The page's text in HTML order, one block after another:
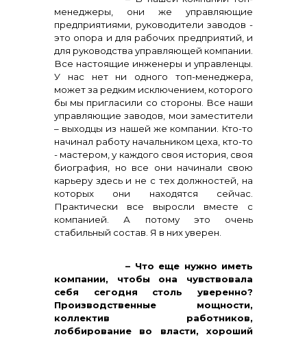
менеджеры, они же управляющие
предприятиями, руководители заводов -
это опора и для рабочих предприятий, и
для руководства управляющей компании.
Все настоящие инженеры и управленцы.
У нас нет ни одного топ-менеджера,
может за редким исключением, которого
бы мы пригласили со стороны. Все наши
управляющие заводов, мои заместители
– выходцы из нашей же компании. Кто-то
начинал работу начальником цеха, кто-то
- мастером, у каждого своя история, своя
биография, но все они начинали свою
карьеру здесь и не с тех должностей, на
которых они находятся сейчас.
Практически все выросли вместе с
компанией. А потому это очень
стабильный состав. Я в них уверен.
– Что еще нужно иметь
компании, чтобы она чувствовала
себя сегодня столь уверенно?
Производственные мощности,
коллектив работников,
лоббирование во власти, хороший